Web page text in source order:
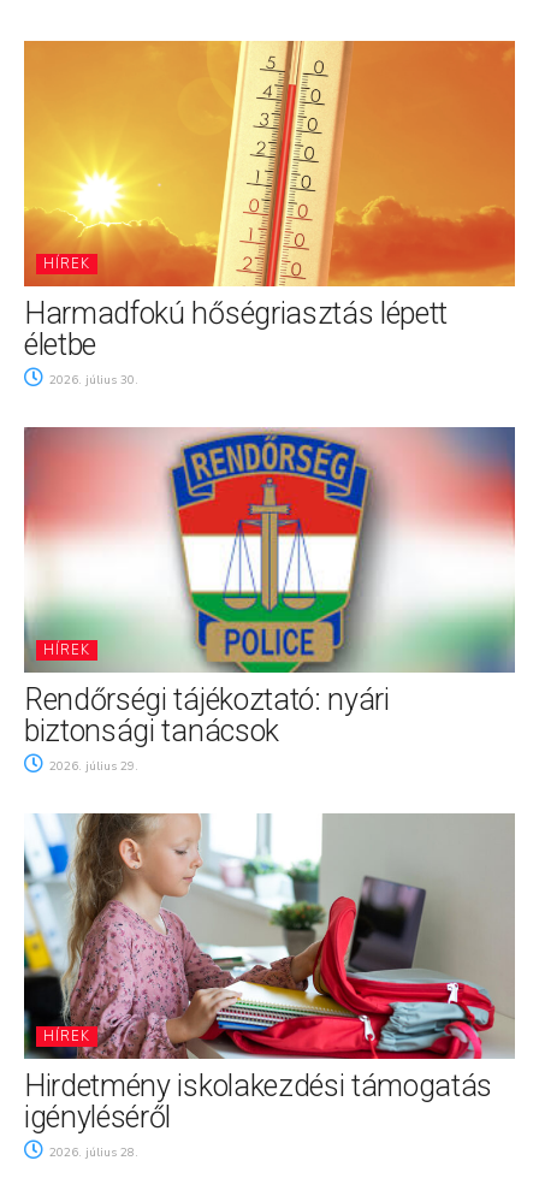
HÍREK
Harmadfokú hőségriasztás lépett
életbe
2026. július 30.
HÍREK
Rendőrségi tájékoztató: nyári
biztonsági tanácsok
2026. július 29.
HÍREK
Hirdetmény iskolakezdési támogatás
igényléséről
2026. július 28.